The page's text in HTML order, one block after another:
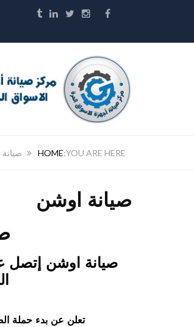
HOME
صيانة اوشن
صيانة اوشن إتصل
تعلن عن بدء حملة